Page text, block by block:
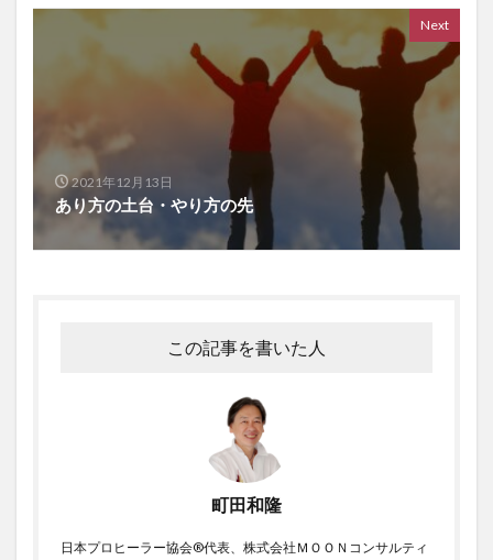
Next
2021年12月13日
あり方の土台・やり方の先
この記事を書いた人
町田和隆
日本プロヒーラー協会®代表、株式会社ＭＯＯＮコンサルティ